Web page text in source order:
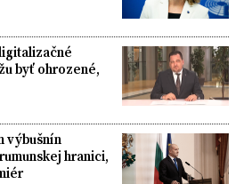
byť ohrozené,
výbušnín
hranici,